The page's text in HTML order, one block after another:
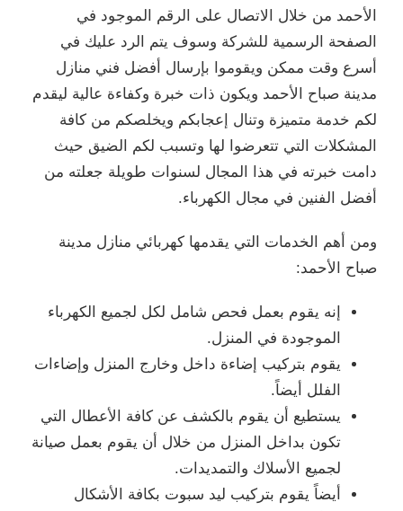
الأحمد من خلال الاتصال على الرقم الموجود في
الصفحة الرسمية للشركة وسوف يتم الرد عليك في
أسرع وقت ممكن ويقوموا بإرسال أفضل فني منازل
مدينة صباح الأحمد ويكون ذات خبرة وكفاءة عالية ليقدم
لكم خدمة متميزة وتنال إعجابكم ويخلصكم من كافة
المشكلات التي تتعرضوا لها وتسبب لكم الضيق حيث
دامت خبرته في هذا المجال لسنوات طويلة جعلته من
أفضل الفنين في مجال الكهرباء.
ومن أهم الخدمات التي يقدمها كهربائي منازل مدينة
صباح الأحمد:
إنه يقوم بعمل فحص شامل لكل لجميع الكهرباء
الموجودة في المنزل.
يقوم بتركيب إضاءة داخل وخارج المنزل وإضاءات
الفلل أيضاً.
يستطيع أن يقوم بالكشف عن كافة الأعطال التي
تكون بداخل المنزل من خلال أن يقوم بعمل صيانة
لجميع الأسلاك والتمديدات.
أيضاً يقوم بتركيب ليد سبوت بكافة الأشكال